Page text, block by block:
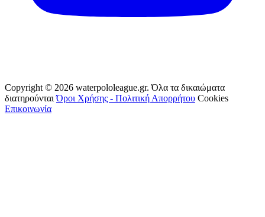
Copyright © 2026 waterpololeague.gr. Όλα τα δικαιώματα
διατηρούνταιΌροι Χρήσης - Πολιτική Απορρήτου Cookies
Επικοινωνία